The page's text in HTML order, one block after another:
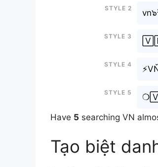
Style 2
vn๖
Style 3
Style 4
Style 5
Have 5
Tạo biệt